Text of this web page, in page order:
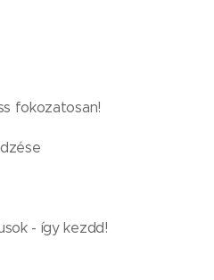
fokozatosan!
- így kezdd!